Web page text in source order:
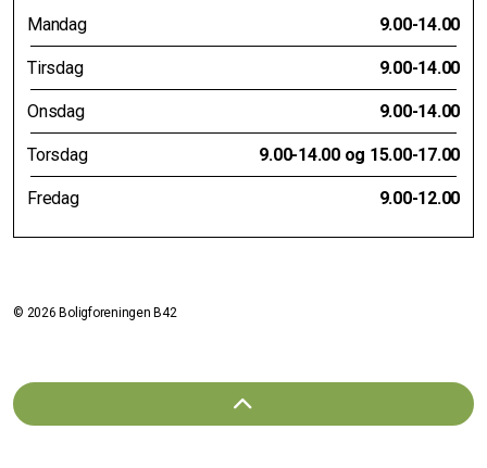
Mandag 9.00-14.00
Tirsdag 9.00-14.00
Onsdag 9.00-14.00
Torsdag 9.00-14.00 og 15.00-17.00
Fredag 9.00-12.00
© 2026 Boligforeningen B42